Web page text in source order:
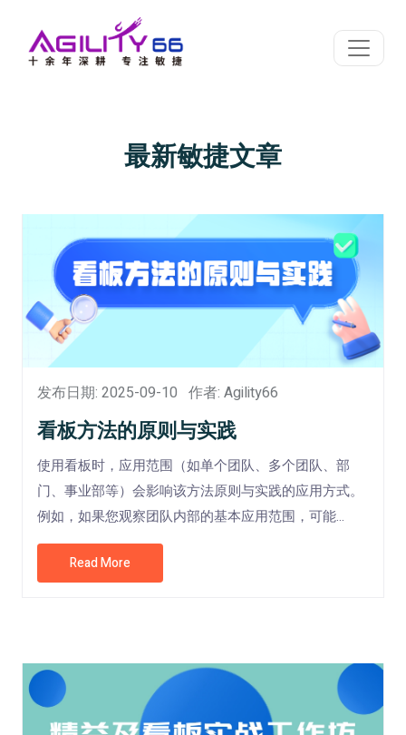
最新敏捷文章
发布日期: 2025-09-10 作者: Agility66
看板方法的原则与实践
使用看板时，应用范围（如单个团队、多个团队、部
门、事业部等）会影响该方法原则与实践的应用方式。
例如，如果您观察团队内部的基本应用范围，可能...
Read More